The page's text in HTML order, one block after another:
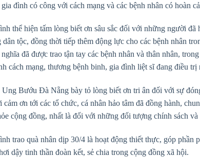
gia đình có công với cách mạng và các bệnh nhân có hoàn
thể hiện tấm lòng biết ơn sâu sắc đối với những người đã
dân tộc, đồng thời tiếp thêm động lực cho các bệnh nhân
nghĩa đã được trao tận tay các bệnh nhân và thân nhân,
cách mạng, thương bệnh binh, gia đình liệt sĩ đang điều trị
Bướu Đà Nẵng bày tỏ lòng biết ơn tri ân đối với sự
ơn tới các tổ chức, cá nhân hảo tâm đã đồng hành,
cộng đồng, nhất là đối với những đối tượng chính sách
trao quà nhân dịp 30/4 là hoạt động thiết thực, góp phần
dậy tinh thần đoàn kết, sẻ chia trong cộng đồng xã hội.